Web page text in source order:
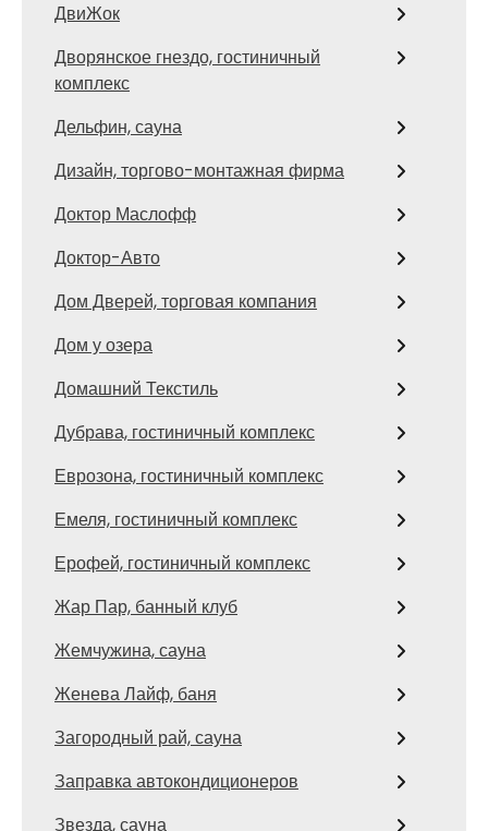
ДвиЖок
Дворянское гнездо, гостиничный
комплекс
Дельфин, сауна
Дизайн, торгово-монтажная фирма
Доктор Маслофф
Доктор-Авто
Дом Дверей, торговая компания
Дом у озера
Домашний Текстиль
Дубрава, гостиничный комплекс
Еврозона, гостиничный комплекс
Емеля, гостиничный комплекс
Ерофей, гостиничный комплекс
Жар Пар, банный клуб
Жемчужина, сауна
Женева Лайф, баня
Загородный рай, сауна
Заправка автокондиционеров
Звезда, сауна